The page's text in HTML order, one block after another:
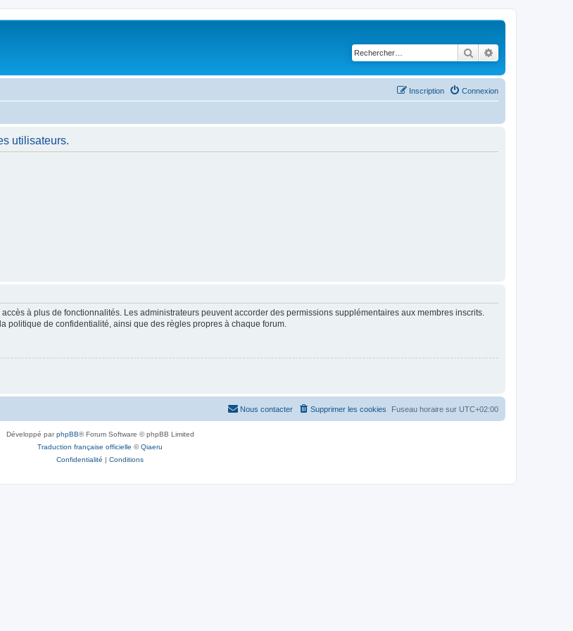
Rechercher
Connexion
Inscription
utilisateurs.
à plus de fonctionnalités. Les administrateurs peuvent accorder des permissions supplémentaires aux membres inscrits.
politique de confidentialité, ainsi que des règles propres à chaque forum.
Fuseau horaire sur UTC+02:00
Supprimer les cookies
Nous contacter
Développé parphpBB® Forum Software © phpBB Limited
Traduction française officielle ©Qiaeru
Confidentialité | Conditions